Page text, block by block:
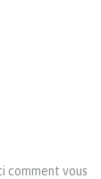
comment vous